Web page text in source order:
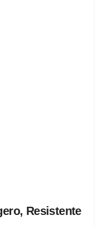
Resistente